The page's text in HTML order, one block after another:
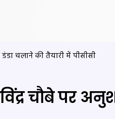
चलाने की तैयारी में पीसीसी
चौबे पर